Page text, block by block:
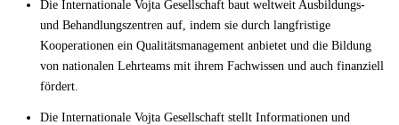
Die Internationale Vojta Gesellschaft baut weltweit Ausbildungs-
und Behandlungszentren auf, indem sie durch langfristige
Kooperationen ein Qualitätsmanagement anbietet und die Bildung
von nationalen Lehrteams mit ihrem Fachwissen und auch finanziell
fördert.
Die Internationale Vojta Gesellschaft stellt Informationen und